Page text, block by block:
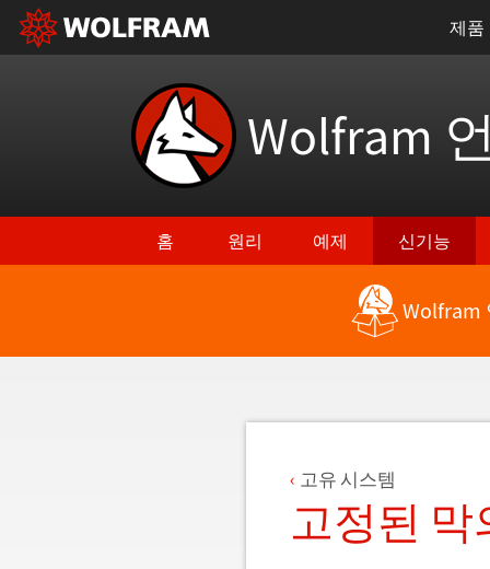
제품
Wolfram
홈 원리 예제 신기능
Wolfram
고유 시스템
고정된 막